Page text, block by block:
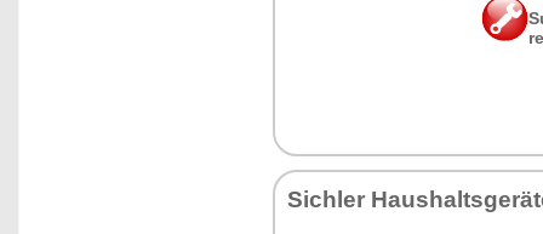
Sich­ler